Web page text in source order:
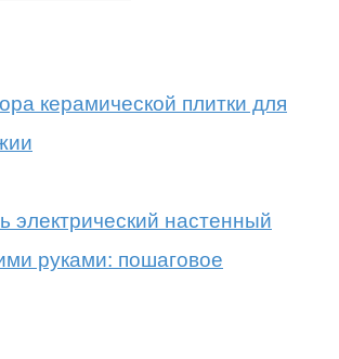
керамической плитки для
электрический настенный
руками: пошаговое